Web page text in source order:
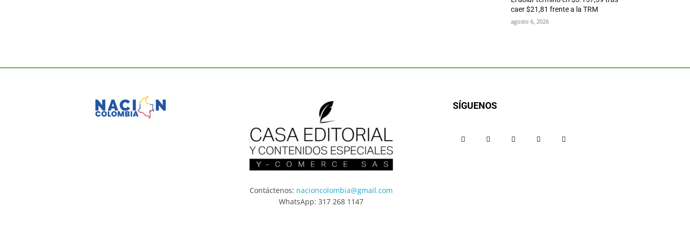
caer $21,81 frente a la TRM
agosto 6, 2026
Contáctenos: nacioncolombia@gmail.com
WhatsApp: 317 268 1147
SÍGUENOS